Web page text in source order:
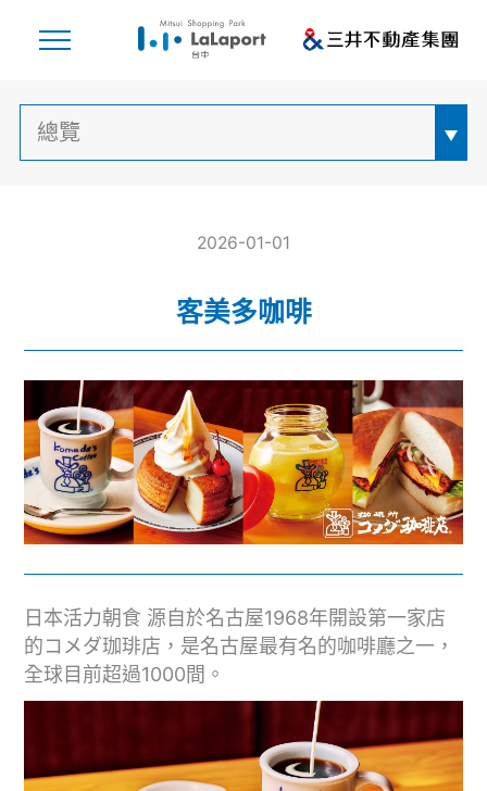
2026-01-01
客美多咖啡
日本活力朝食 源自於名古屋1968年開設第一家店
的コメダ珈琲店，是名古屋最有名的咖啡廳之一，
全球目前超過1000間。